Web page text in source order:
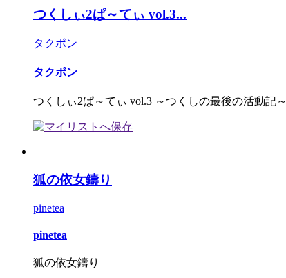
つくしぃ2ぱ～てぃ vol.3...
タクポン
タクポン
つくしぃ2ぱ～てぃ vol.3 ～つくしの最後の活動記～
狐の依女鑄り
pinetea
pinetea
狐の依女鑄り